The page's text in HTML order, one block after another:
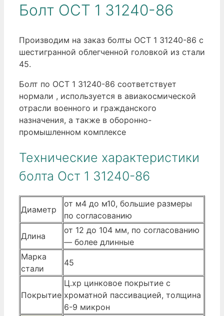
Болт ОСТ 1 31240-86
Производим на заказ болты ОСТ 1 31240-86 с
шестигранной облегченной головкой из стали
45.
Болт по ОСТ 1 31240-86 соответствует
нормали , используется в авиакосмической
отрасли военного и гражданского
назначения, а также в оборонно-
промышленном комплексе
Технические характеристики
болта Ост 1 31240-86
Диаметр
от м4 до м10, большие размеры
по согласованию
Длина
от 12 до 104 мм, по согласованию
— более длинные
Марка
стали
45
Покрытие
Ц.хр цинковое покрытие с
хроматной пассивацией, толщина
6-9 микрон